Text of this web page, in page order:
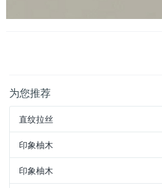
为您推荐
直纹拉丝
印象柚木
印象柚木